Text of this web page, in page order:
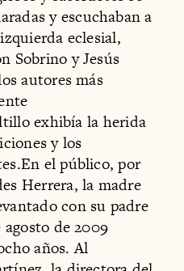
y escuchaban a
eclesial,
Sobrino y Jesús
autores más
exhibía la herida
y los
el público, por
Herrera, la madre
con su padre
de 2009
años. Al